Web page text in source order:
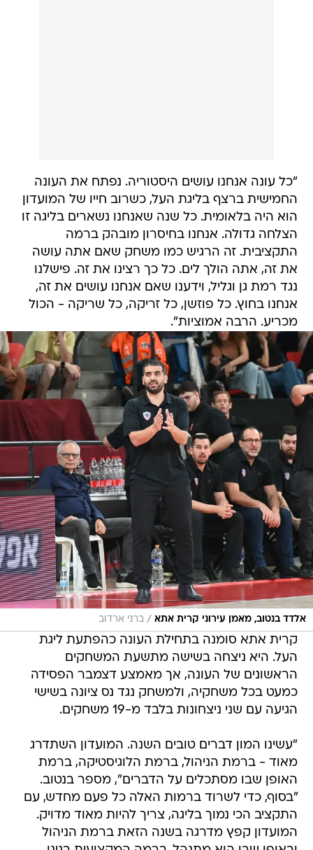
"כל עונה אנחנו עושים היסטוריה. נפתח את העונה
החמישית ברצף בליגת העל, כשרוב חייו של המועדון
הוא היה בלאומית. כל שנה שאנחנו נשארים בליגה זו
הצלחה גדולה. אנחנו בחיסרון מובהק ברמה
התקציבית. זה הרגיש כמו משחק שאם אתה עושה
את זה, אתה הולך לים. כל כך רצינו את זה. פישלנו
נגד רמת גן וגליל, וידענו שאם אנחנו עושים את זה,
אנחנו בחוץ. כל פוזשן, כל זריקה, כל שריקה - הכול
מכריע. הרבה אמוציות".
אלדד בנטוב, מאמן עירוני קרית אתא / ברני ארדוב
קרית אתא סומנה בתחילת העונה כהפתעת ליגת
העל. היא ניצחה בשישה מתשעת המשחקים
הראשונים של העונה, אך מאמצע דצמבר הפסידה
כמעט בכל משחקיה, ולמשחק נגד נס ציונה בשישי
הגיעה עם שני ניצחונות בלבד מ-19 משחקים.
"עשינו המון דברים טובים השנה. המועדון השתדרג
מאוד - ברמת הניהול, ברמת הלוגיסטיקה, ברמת
האופן שבו מסתכלים על הדברים", מספר בנטוב.
"בסוף, כדי לשרוד ברמות האלה כל פעם מחדש, עם
התקציב הכי נמוך בליגה, צריך להיות מאוד מדויק.
המועדון קפץ מדרגה בשנה הזאת ברמת הניהול